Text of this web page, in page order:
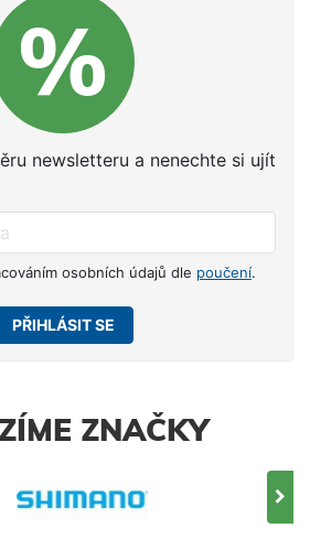
newsletteru a nenechte si ujít
osobních údajů dle poučení.
PŘIHLÁSIT SE
ZNAČKY